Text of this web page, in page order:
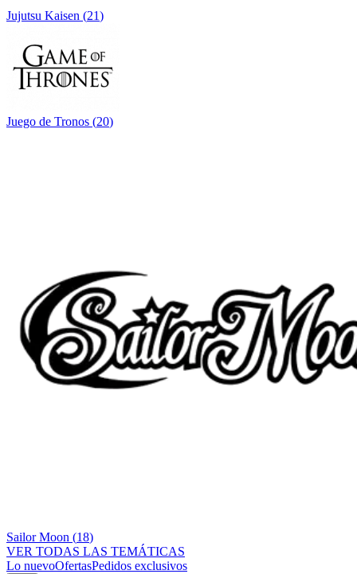
Jujutsu Kaisen (21)
Juego de Tronos (20)
Sailor Moon (18)
VER TODAS LAS TEMÁTICAS
Lo nuevoOfertasPedidos exclusivos